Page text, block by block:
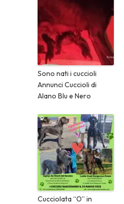
Sono nati i cuccioli
Annunci Cuccioli di
Alano Blu e Nero
Cucciolata “O” in